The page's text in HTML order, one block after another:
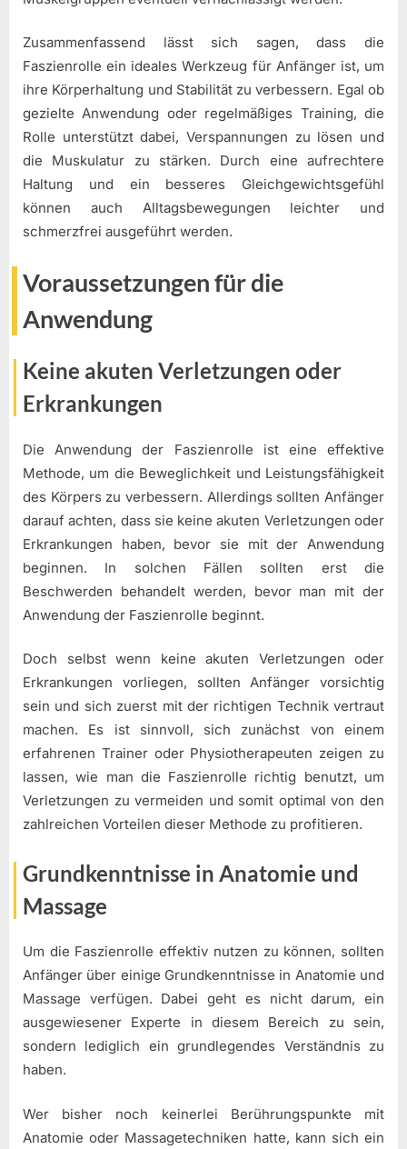
Zusammenfassend lässt sich sagen, dass die
Faszienrolle ein ideales Werkzeug für Anfänger ist, um
ihre Körperhaltung und Stabilität zu verbessern. Egal ob
gezielte Anwendung oder regelmäßiges Training, die
Rolle unterstützt dabei, Verspannungen zu lösen und
die Muskulatur zu stärken. Durch eine aufrechtere
Haltung und ein besseres Gleichgewichtsgefühl
können auch Alltagsbewegungen leichter und
schmerzfrei ausgeführt werden.
Voraussetzungen für die
Anwendung
Keine akuten Verletzungen oder
Erkrankungen
Die Anwendung der Faszienrolle ist eine effektive
Methode, um die Beweglichkeit und Leistungsfähigkeit
des Körpers zu verbessern. Allerdings sollten Anfänger
darauf achten, dass sie keine akuten Verletzungen oder
Erkrankungen haben, bevor sie mit der Anwendung
beginnen. In solchen Fällen sollten erst die
Beschwerden behandelt werden, bevor man mit der
Anwendung der Faszienrolle beginnt.
Doch selbst wenn keine akuten Verletzungen oder
Erkrankungen vorliegen, sollten Anfänger vorsichtig
sein und sich zuerst mit der richtigen Technik vertraut
machen. Es ist sinnvoll, sich zunächst von einem
erfahrenen Trainer oder Physiotherapeuten zeigen zu
lassen, wie man die Faszienrolle richtig benutzt, um
Verletzungen zu vermeiden und somit optimal von den
zahlreichen Vorteilen dieser Methode zu profitieren.
Grundkenntnisse in Anatomie und
Massage
Um die Faszienrolle effektiv nutzen zu können, sollten
Anfänger über einige Grundkenntnisse in Anatomie und
Massage verfügen. Dabei geht es nicht darum, ein
ausgewiesener Experte in diesem Bereich zu sein,
sondern lediglich ein grundlegendes Verständnis zu
haben.
Wer bisher noch keinerlei Berührungspunkte mit
Anatomie oder Massagetechniken hatte, kann sich ein